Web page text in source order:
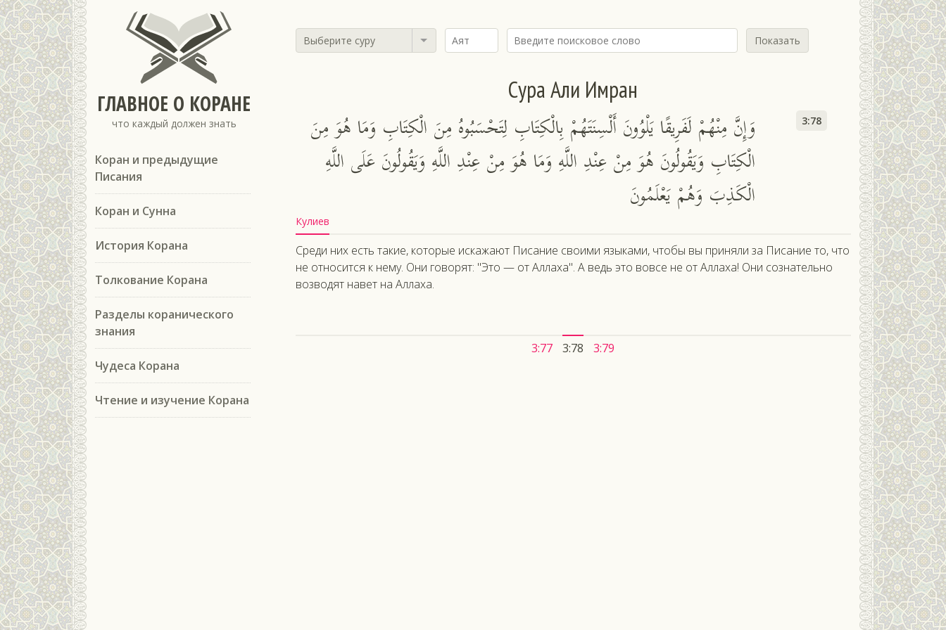
ГЛАВНОЕ О КОРАНЕ
что каждый должен знать
Коран и предыдущие
Писания
Коран и Сунна
История Корана
Толкование Корана
Разделы коранического
знания
Чудеса Корана
Чтение и изучение Корана
Выберите суру Показать
Сура Али Имран
وَإِنَّ مِنْهُمْ لَفَرِيقًا يَلْوُونَ أَلْسِنَتَهُمْ بِالْكِتَابِ لِتَحْسَبُوهُ مِنَ الْكِتَابِ وَمَا هُوَ مِنَ
الْكِتَابِ وَيَقُولُونَ هُوَ مِنْ عِنْدِ اللَّهِ وَمَا هُوَ مِنْ عِنْدِ اللَّهِ وَيَقُولُونَ عَلَى اللَّهِ
الْكَذِبَ وَهُمْ يَعْلَمُونَ
3:78
Кулиев
Среди них есть такие, которые искажают Писание своими языками, чтобы вы приняли за Писание то, что
не относится к нему. Они говорят: "Это — от Аллаха". А ведь это вовсе не от Аллаха! Они сознательно
возводят навет на Аллаха.
3:77 3:78 3:79